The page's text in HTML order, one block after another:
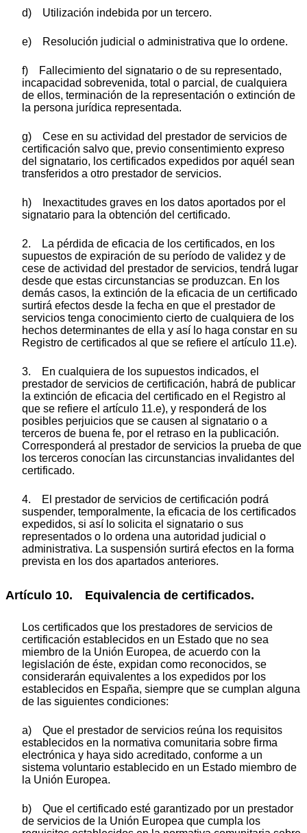
d) Utilización indebida por un tercero.
e) Resolución judicial o administrativa que lo ordene.
f) Fallecimiento del signatario o de su representado,
incapacidad sobrevenida, total o parcial, de cualquiera
de ellos, terminación de la representación o extinción de
la persona jurídica representada.
g) Cese en su actividad del prestador de servicios de
certificación salvo que, previo consentimiento expreso
del signatario, los certificados expedidos por aquél sean
transferidos a otro prestador de servicios.
h) Inexactitudes graves en los datos aportados por el
signatario para la obtención del certificado.
2. La pérdida de eficacia de los certificados, en los
supuestos de expiración de su período de validez y de
cese de actividad del prestador de servicios, tendrá lugar
desde que estas circunstancias se produzcan. En los
demás casos, la extinción de la eficacia de un certificado
surtirá efectos desde la fecha en que el prestador de
servicios tenga conocimiento cierto de cualquiera de los
hechos determinantes de ella y así lo haga constar en su
Registro de certificados al que se refiere el artículo 11.e).
3. En cualquiera de los supuestos indicados, el
prestador de servicios de certificación, habrá de publicar
la extinción de eficacia del certificado en el Registro al
que se refiere el artículo 11.e), y responderá de los
posibles perjuicios que se causen al signatario o a
terceros de buena fe, por el retraso en la publicación.
Corresponderá al prestador de servicios la prueba de que
los terceros conocían las circunstancias invalidantes del
certificado.
4. El prestador de servicios de certificación podrá
suspender, temporalmente, la eficacia de los certificados
expedidos, si así lo solicita el signatario o sus
representados o lo ordena una autoridad judicial o
administrativa. La suspensión surtirá efectos en la forma
prevista en los dos apartados anteriores.
Artículo 10. Equivalencia de certificados.
Los certificados que los prestadores de servicios de
certificación establecidos en un Estado que no sea
miembro de la Unión Europea, de acuerdo con la
legislación de éste, expidan como reconocidos, se
considerarán equivalentes a los expedidos por los
establecidos en España, siempre que se cumplan alguna
de las siguientes condiciones:
a) Que el prestador de servicios reúna los requisitos
establecidos en la normativa comunitaria sobre firma
electrónica y haya sido acreditado, conforme a un
sistema voluntario establecido en un Estado miembro de
la Unión Europea.
b) Que el certificado esté garantizado por un prestador
de servicios de la Unión Europea que cumpla los